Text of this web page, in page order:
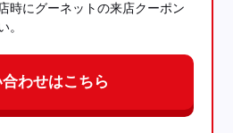
にグーネットの来店クーポン
。
わせはこちら